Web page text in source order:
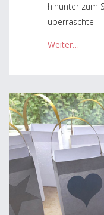
hinunter zum
überraschte
Weiter…